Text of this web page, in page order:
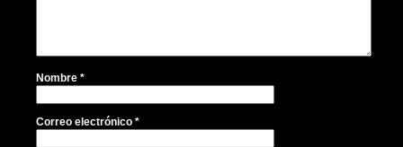
Nombre *
Correo electrónico *